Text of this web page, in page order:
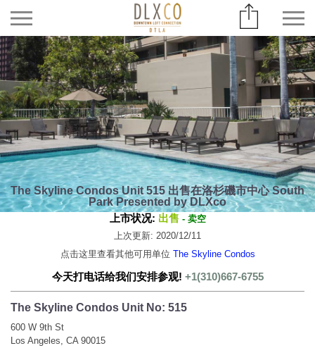
The Skyline Condos Unit 515 出售在洛杉磯市中心 South
Park Presented by DLXco
上市状况: 出售 - 卖空
上次更新: 2020/12/11
点击这里查看其他可用单位 The Skyline Condos
今天打电话给我们安排参观! +1(310)667-6755
The Skyline Condos Unit No: 515
600 W 9th St
Los Angeles, CA 90015